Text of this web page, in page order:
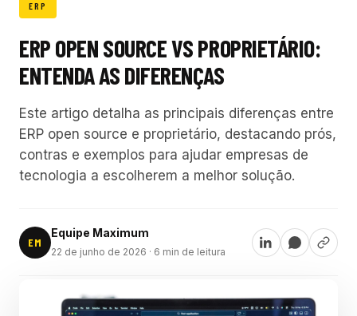
ERP
ERP OPEN SOURCE VS PROPRIETÁRIO:
ENTENDA AS DIFERENÇAS
Este artigo detalha as principais diferenças entre
ERP open source e proprietário, destacando prós,
contras e exemplos para ajudar empresas de
tecnologia a escolherem a melhor solução.
EM
Equipe Maximum
22 de junho de 2026 · 6 min de leitura